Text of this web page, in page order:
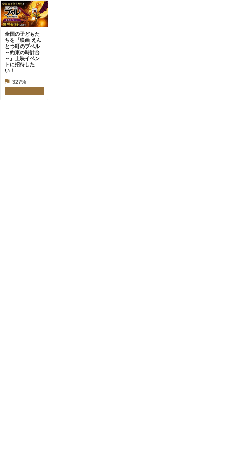
全国の子どもた
ちを『映画 えん
とつ町のプペル
～約束の時計台
～』上映イベン
トに招待した
い！
327%